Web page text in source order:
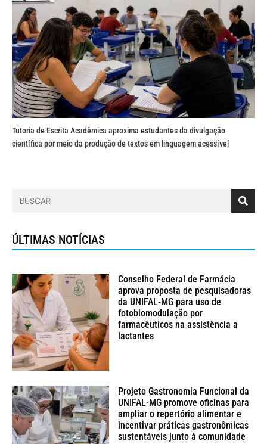
Tutoria de Escrita Acadêmica aproxima estudantes da divulgação
científica por meio da produção de textos em linguagem acessível
ÚLTIMAS NOTÍCIAS
Conselho Federal de Farmácia
aprova proposta de pesquisadoras
da UNIFAL-MG para uso de
fotobiomodulação por
farmacêuticos na assistência a
lactantes
Projeto Gastronomia Funcional da
UNIFAL-MG promove oficinas para
ampliar o repertório alimentar e
incentivar práticas gastronômicas
sustentáveis junto à comunidade